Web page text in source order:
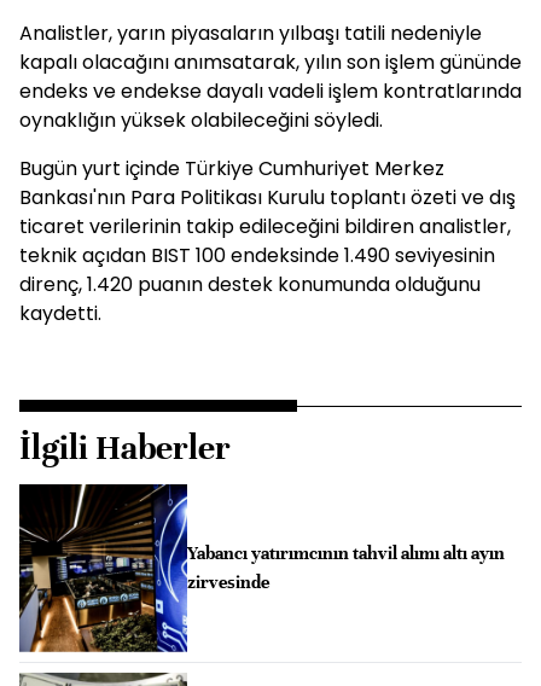
Analistler, yarın piyasaların yılbaşı tatili nedeniyle
kapalı olacağını anımsatarak, yılın son işlem gününde
endeks ve endekse dayalı vadeli işlem kontratlarında
oynaklığın yüksek olabileceğini söyledi.
Bugün yurt içinde Türkiye Cumhuriyet Merkez
Bankası'nın Para Politikası Kurulu toplantı özeti ve dış
ticaret verilerinin takip edileceğini bildiren analistler,
teknik açıdan BIST 100 endeksinde 1.490 seviyesinin
direnç, 1.420 puanın destek konumunda olduğunu
kaydetti.
İlgili Haberler
Yabancı yatırımcının tahvil alımı altı ayın
zirvesinde